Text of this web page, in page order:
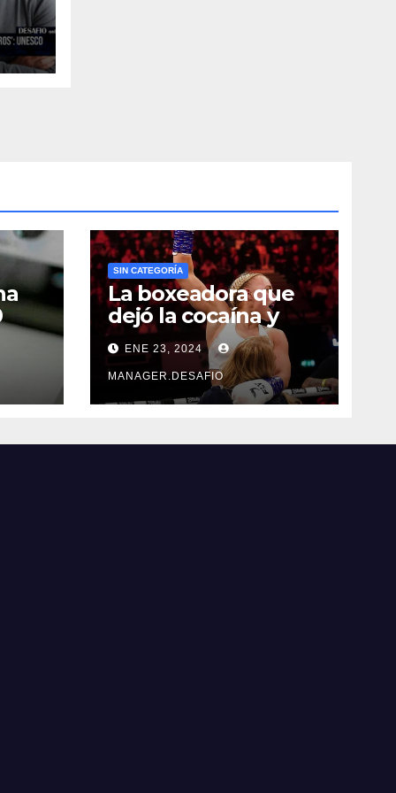
SIN CATEGORÍA
La boxeadora que
dejó la cocaína y
ahora quiere
triunfar en el ring​
ENE 23, 2024
MANAGER.DESAFIO